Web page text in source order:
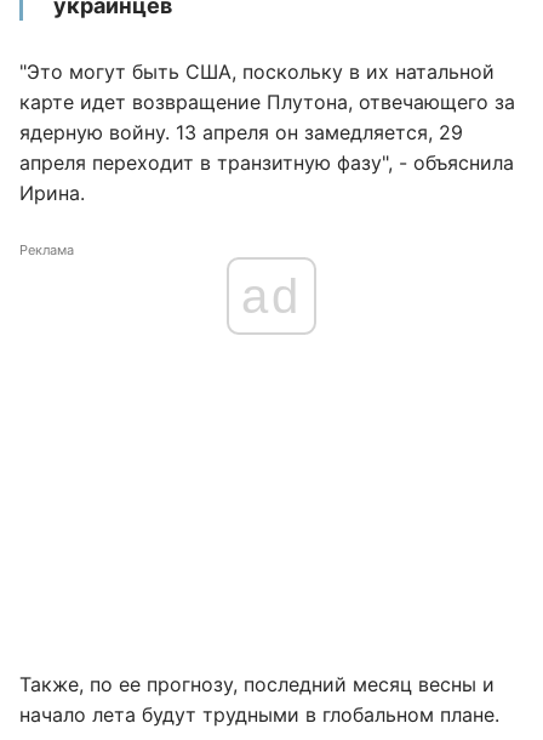
украинцев
"Это могут быть США, поскольку в их натальной
карте идет возвращение Плутона, отвечающего за
ядерную войну. 13 апреля он замедляется, 29
апреля переходит в транзитную фазу", - объяснила
Ирина.
Реклама
ad
Также, по ее прогнозу, последний месяц весны и
начало лета будут трудными в глобальном плане.